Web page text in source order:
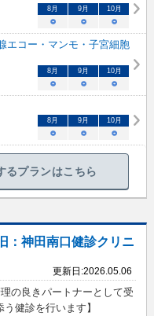
8 月 9 月 10月
○ ○ ○
エコー・マンモ・子宮細胞
8 月 9 月 10月
○ ○ ○
8 月 9 月 10月
○ ○ ○
るプランはこちら
：神田南口健診クリニ
更新日:2026.05.06
理の良きパートナーとして受
健診を行います】